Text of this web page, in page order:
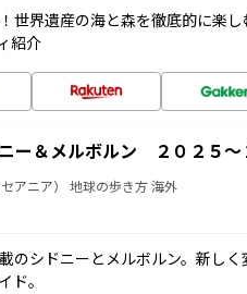
世界遺産の海と森を徹底的に楽
紹介
＆メルボルン ２０２５～
アニア） 地球の歩き方 海外
のシドニーとメルボルン。新し
ド。